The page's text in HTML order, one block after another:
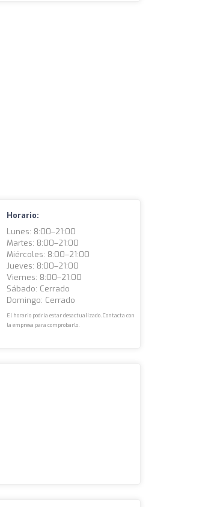
Horario:
Lunes: 8:00–21:00
Martes: 8:00–21:00
Miércoles: 8:00–21:00
Jueves: 8:00–21:00
Viernes: 8:00–21:00
Sábado: Cerrado
Domingo: Cerrado
El horario podría estar desactualizado. Contacta con
la empresa para comprobarlo.